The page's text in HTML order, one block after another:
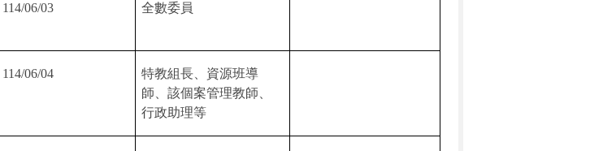
114/06/03 全數委員
114/06/04
特教組長、資源班導
師、該個案管理教師、
行政助理等